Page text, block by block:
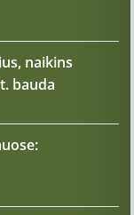
naikins
bauda